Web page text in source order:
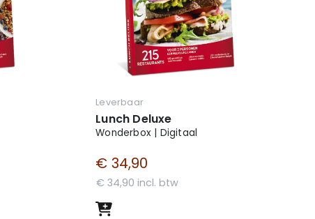
Leverbaar
Lunch Deluxe
Wonderbox | Digitaal
€ 34,90
€ 34,90 incl. btw